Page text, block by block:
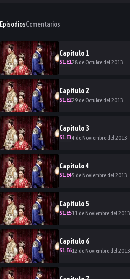
EpisodiosComentarios
Capitulo 1
S1.E128 de Octubre del 2013
Capitulo2
S1.E229 de Octubre del 2013
Capitulo3
S1.E34 de Noviembre del 2013
Capitulo4
S1.E45 de Noviembre del 2013
Capitulo5
S1.E511 de Noviembre del 2013
Capitulo 6
S1.E612 de Noviembre del 2013